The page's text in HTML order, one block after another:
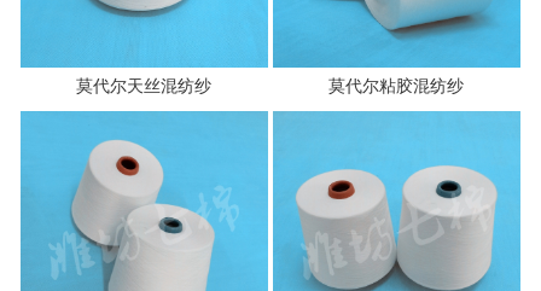
莫代尔天丝混纺纱 莫代尔粘胶混纺纱